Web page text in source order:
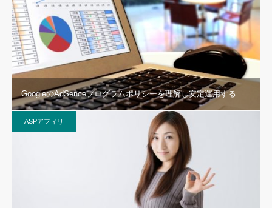
GoogleのAdSenceプログラムポリシーを理解し安定運用する
ASPアフィリ